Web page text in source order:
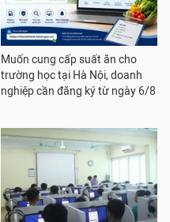
Muốn cung cấp suất ăn cho
trường học tại Hà Nội, doanh
nghiệp cần đăng ký từ ngày 6/8